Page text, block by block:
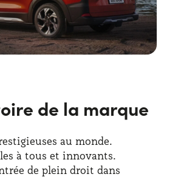
de la marque
au monde.
à tous et innovants.
de plein droit dans